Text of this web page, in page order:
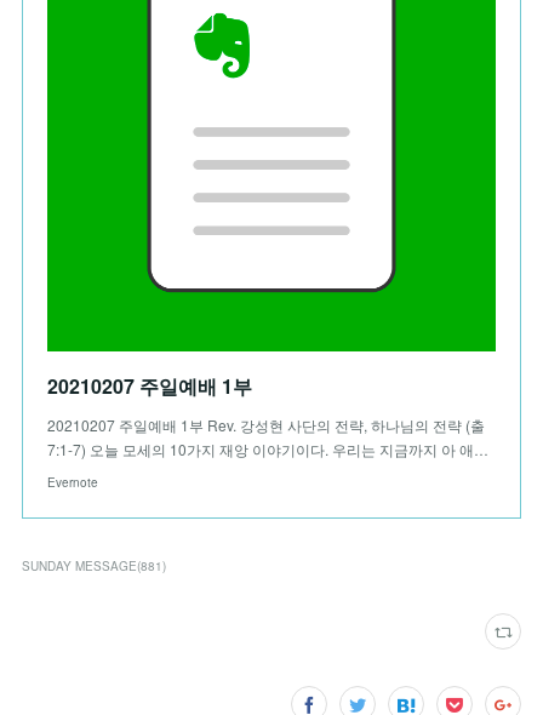
20210207 주일예배 1부
20210207 주일예배 1부 Rev. 강성현 사단의 전략, 하나님의 전략 (출
7:1-7) 오늘 모세의 10가지 재앙 이야기이다. 우리는 지금까지 아 애…
Evernote
SUNDAY MESSAGE(881)